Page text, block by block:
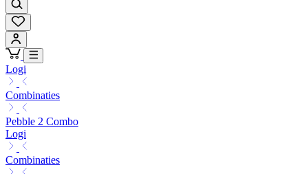
Logi
Combinaties
Pebble 2 Combo
Logi
Combinaties